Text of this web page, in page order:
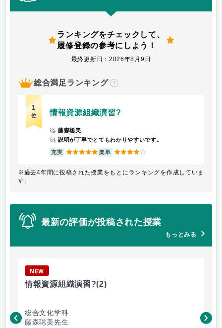
ランキングをチェックして、
履修登録の参考にしよう！
最終更新日：2026年8月9日
総合満足ランキング
？
1
位 情報資源組織演習?
藤森聡美
説明が丁寧でとてもわかりやすいです。
充実 5 楽単 4
※過去4年間に投稿された授業をもとにランキングを作成していま
す。
最新の評価が投稿された授業
もっとみる
NEW
情報資源組織演習?(2)
総合文化学科
藤森聡美先生
岡